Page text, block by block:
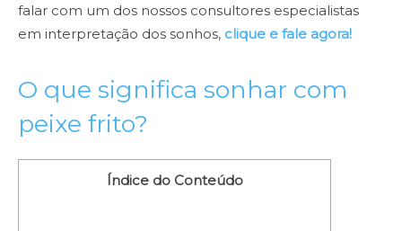
falar com um dos nossos consultores especialistas
em interpretação dos sonhos, clique e fale agora!
O que significa sonhar com
peixe frito?
Índice do Conteúdo